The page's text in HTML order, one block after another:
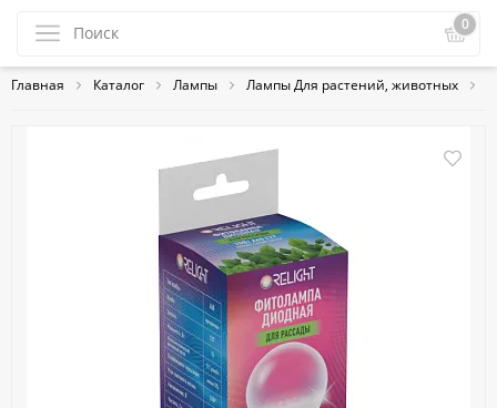
0
Главная Каталог Лампы Лампы Для растений, животных